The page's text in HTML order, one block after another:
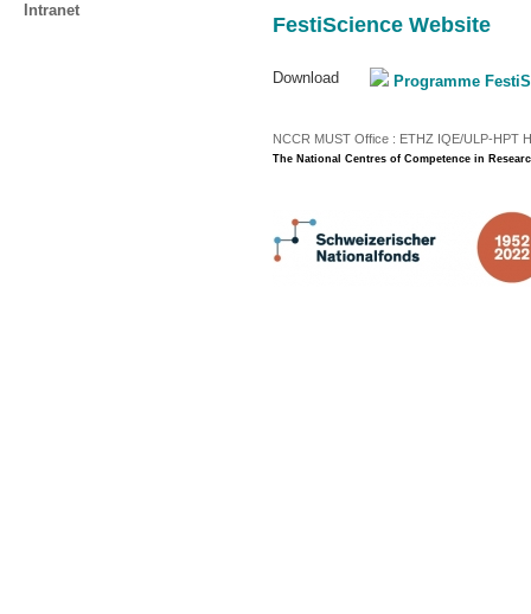
Intranet
FestiScience Website
Download Programme
NCCR MUST Office : ETHZ IQE/ULP-HPT
The National Centres of Competence in